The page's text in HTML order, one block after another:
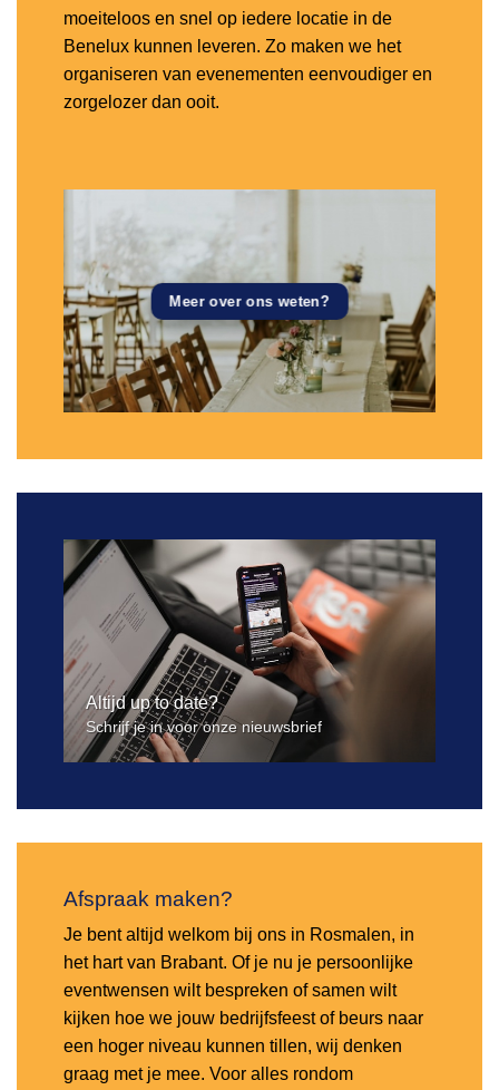
moeiteloos en snel op iedere locatie in de
Benelux kunnen leveren. Zo maken we het
organiseren van evenementen eenvoudiger en
zorgelozer dan ooit.
Meer over ons weten?
Altijd up to date?
Schrijf je in voor onze nieuwsbrief
Afspraak maken?
Je bent altijd welkom bij ons in Rosmalen, in
het hart van Brabant. Of je nu je persoonlijke
eventwensen wilt bespreken of samen wilt
kijken hoe we jouw bedrijfsfeest of beurs naar
een hoger niveau kunnen tillen, wij denken
graag met je mee. Voor alles rondom